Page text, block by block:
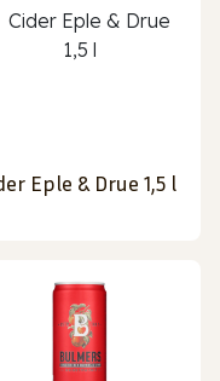
Eple & Drue 1,5 l